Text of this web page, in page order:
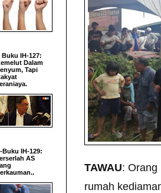
TAWAU: Orang
rumah
Buku IH-127:
Dalam
Tapi
Buku IH-129:
AS